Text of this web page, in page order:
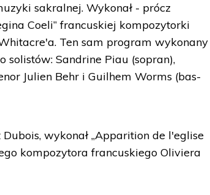
sakralnej. Wykonał - prócz
Coeli” francuskiej kompozytorki
Ten sam program wykonany
solistów: Sandrine Piau (sopran),
Julien Behr i Guilhem Worms (bas-
wykonał „Apparition de l'eglise
kompozytora francuskiego Oliviera